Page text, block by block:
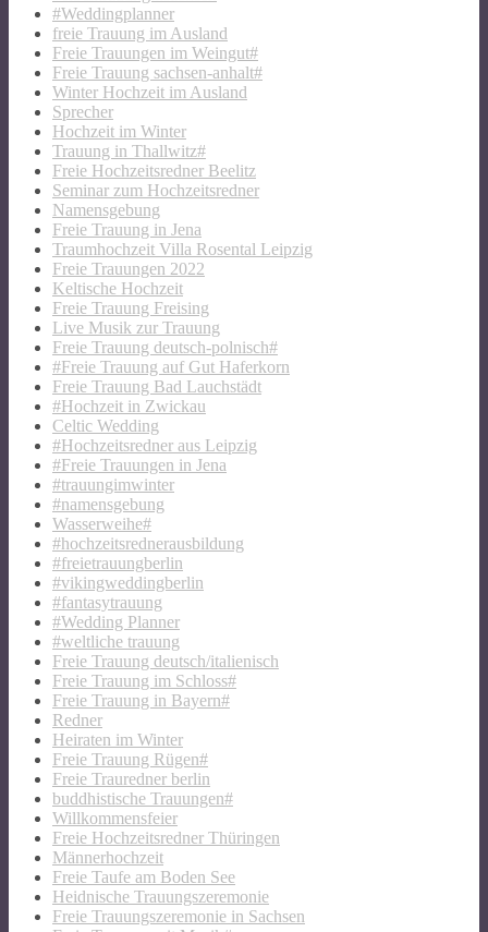
#Weddingplanner
freie Trauung im Ausland
Freie Trauungen im Weingut#
Freie Trauung sachsen-anhalt#
Winter Hochzeit im Ausland
Sprecher
Hochzeit im Winter
Trauung in Thallwitz#
Freie Hochzeitsredner Beelitz
Seminar zum Hochzeitsredner
Namensgebung
Freie Trauung in Jena
Traumhochzeit Villa Rosental Leipzig
Freie Trauungen 2022
Keltische Hochzeit
Freie Trauung Freising
Live Musik zur Trauung
Freie Trauung deutsch-polnisch#
#Freie Trauung auf Gut Haferkorn
Freie Trauung Bad Lauchstädt
#Hochzeit in Zwickau
Celtic Wedding
#Hochzeitsredner aus Leipzig
#Freie Trauungen in Jena
#trauungimwinter
#namensgebung
Wasserweihe#
#hochzeitsrednerausbildung
#freietrauungberlin
#vikingweddingberlin
#fantasytrauung
#Wedding Planner
#weltliche trauung
Freie Trauung deutsch/italienisch
Freie Trauung im Schloss#
Freie Trauung in Bayern#
Redner
Heiraten im Winter
Freie Trauung Rügen#
Freie Trauredner berlin
buddhistische Trauungen#
Willkommensfeier
Freie Hochzeitsredner Thüringen
Männerhochzeit
Freie Taufe am Boden See
Heidnische Trauungszeremonie
Freie Trauungszeremonie in Sachsen